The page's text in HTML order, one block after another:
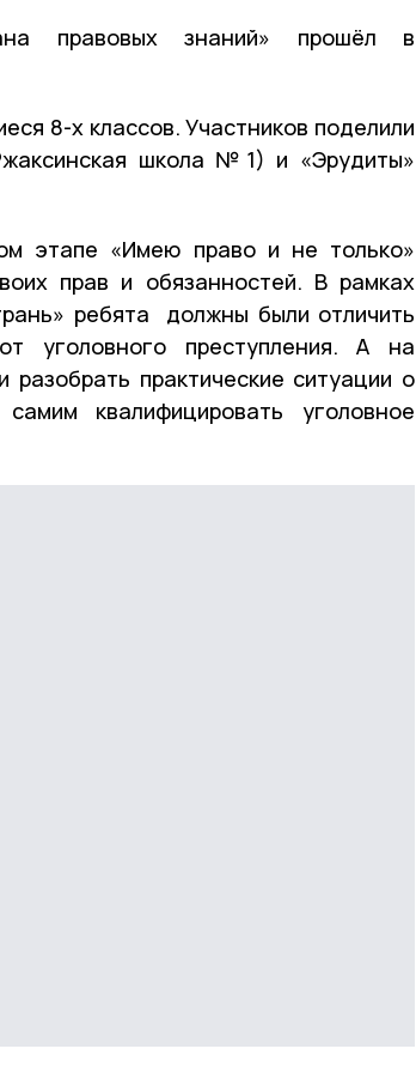
правовых знаний» прошёл в
8-х классов. Участников поделили
школа №1) и «Эрудиты»
этапе «Имею право и не только»
прав и обязанностей. В рамках
ребята должны были отличить
уголовного преступления. А на
практические ситуации о
квалифицировать уголовное